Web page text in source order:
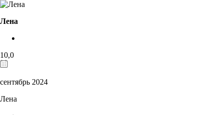
Лена
10,0
сентябрь 2024
Лена